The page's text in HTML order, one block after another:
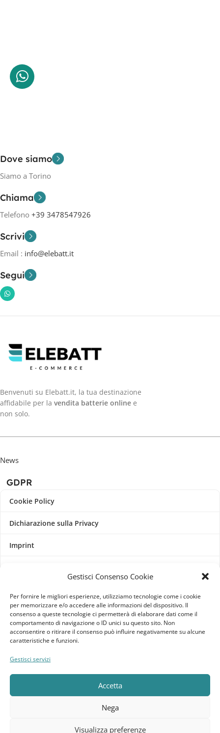
Gestisci Consenso Cookie
Per fornire le migliori esperienze, utilizziamo tecnologie come i cookie
per memorizzare e/o accedere alle informazioni del dispositivo. Il
consenso a queste tecnologie ci permetterà di elaborare dati come il
comportamento di navigazione o ID unici su questo sito. Non
acconsentire o ritirare il consenso può influire negativamente su alcune
caratteristiche e funzioni.
Gestisci servizi
Accetta
Nega
Visualizza preferenze
Dove siamo
Siamo a Torino
Chiama
Telefono +39 3478547926
Scrivi
Email : info@elebatt.it
Segui
Benvenuti su Elebatt.it, la tua destinazione
affidabile per la vendita batterie online e
non solo.
News
GDPR
Cookie Policy
Dichiarazione sulla Privacy
Imprint
Pagine Dedicate
Raffrescatori Evaporativi Industriali
CLIENTE